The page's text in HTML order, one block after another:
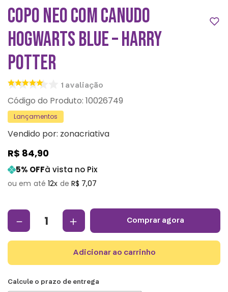
COPO NEO COM CANUDO
HOGWARTS BLUE – HARRY
POTTER
1 avaliação
: 10026749
Lançamentos
Vendido por: zonacriativa
R$ 84,90
5% OFFà vista no Pix
12 R$ 7,07
＋
－ comprar agora
adicionar ao carrinho